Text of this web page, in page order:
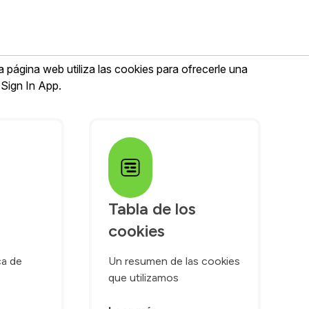
web utiliza las cookies para ofrecerle una
In App.
de
Tabla de los
cookies
Un resumen de las cookies
que utilizamos